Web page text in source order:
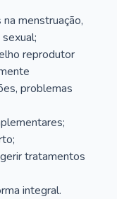
menstruação,
reprodutor
problemas
tratamentos
integral.